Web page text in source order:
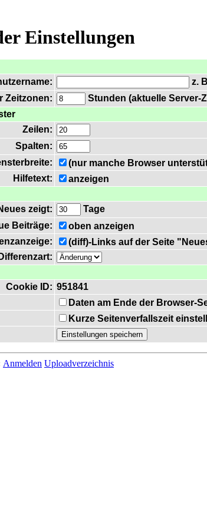
Einstellungen
z.
Zeitzonen:
Stunden (aktuelle Server-
Zeilen:
Spalten:
(nur manche Browser
Hilfetext:
anzeigen
zeigt:
Tage
Beiträge:
oben anzeigen
(diff)-Links auf der Seite
Cookie ID: 951841
Daten am Ende der Browser-
Kurze Seitenverfallszeit
Anmelden Uploadverzeichnis